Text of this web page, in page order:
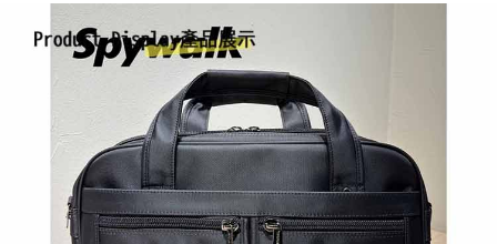
每筆NT$70，滿NT$699(含以上)免運費
每筆NT$80，滿NT$699(含以上)免運費